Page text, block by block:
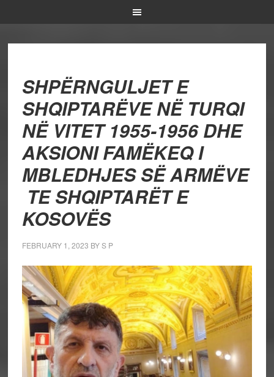
SHPËRNGULJET E
SHQIPTARËVE NË TURQI
NË VITET 1955-1956 DHE
AKSIONI FAMËKEQ I
MBLEDHJES SË ARMËVE
TE SHQIPTARËT E
KOSOVËS
FEBRUARY 1, 2023 BYS P